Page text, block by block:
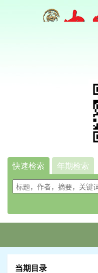
快速检索 年期检索
当期目录